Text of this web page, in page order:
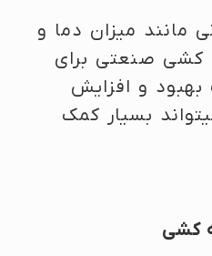
مانند میزان دما و
کشی صنعتی برای
و افزایش
بسیار کمک
کشی